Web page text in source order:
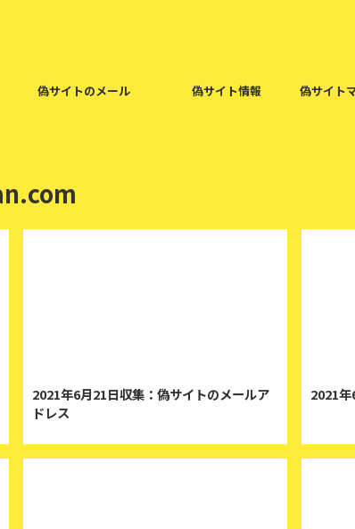
偽サイトのメール 偽サイト情報 偽サイト
2021年6月21日収集：偽サイトのメールア
ドレス
2021